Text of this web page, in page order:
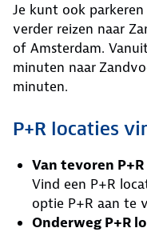
Je kunt ook
verder reizen naar
of Amsterdam.
minuten naar
minuten.
P+R locaties
Van tevoren
Vind een P+R
optie P+R aan te
Onderweg P+R